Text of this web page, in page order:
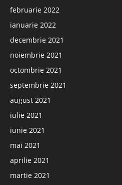
februarie 2022
ianuarie 2022
decembrie 2021
noiembrie 2021
octombrie 2021
septembrie 2021
august 2021
iulie 2021
iunie 2021
mai 2021
aprilie 2021
martie 2021